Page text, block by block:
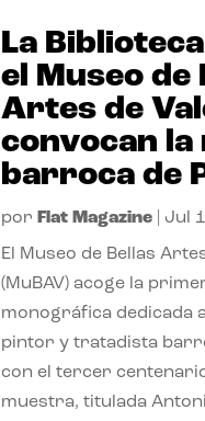
La
el Museo de
Artes de
convocan la
barroca de
por Flat Magazine Jul
El Museo de Bellas
(MuBAV) acoge la
monográfica dedicada
pintor y tratadista
con el tercer
muestra, titulada